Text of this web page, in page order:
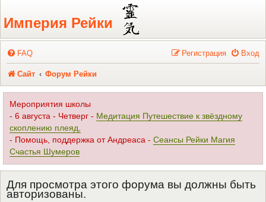
Регистрация
Империя Рейки
FAQ Вход
Регистрация
Сайт Форум Рейки
Мероприятия школы
- 6 августа - Четверг - Медитация Путешествие к звёздному
скоплению плеяд,
- Помощь, поддержка от Андреаса - Сеансы Рейки Магия
Счастья Шумеров
Для просмотра этого форума вы должны быть
авторизованы.